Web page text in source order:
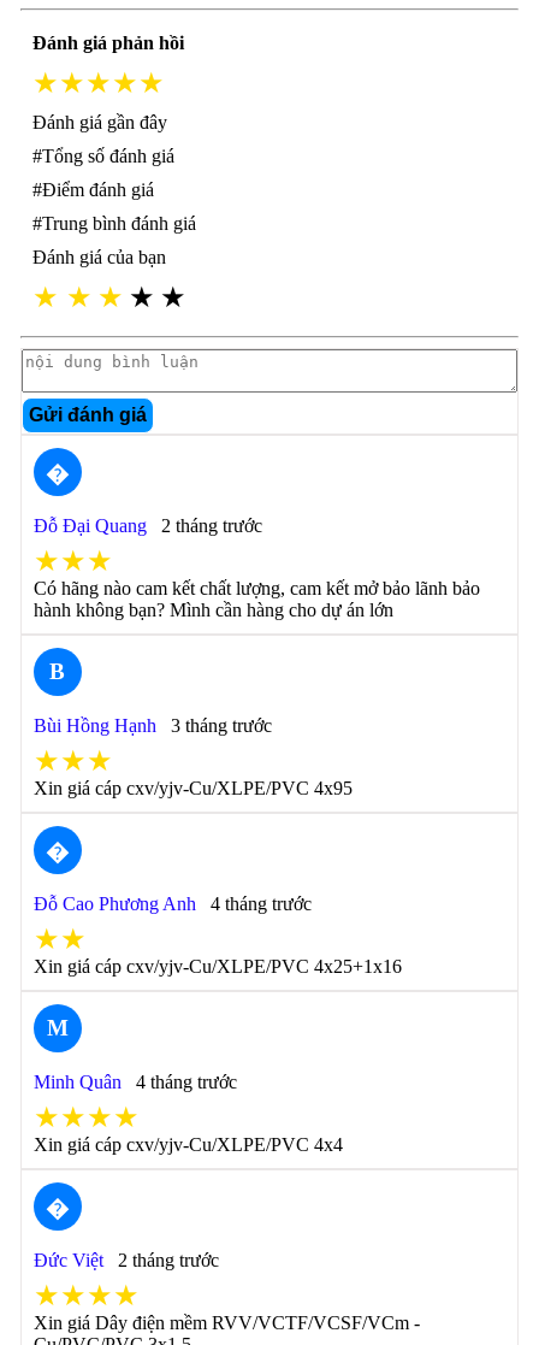
Đánh giá phản hồi
★★★★★
Đánh giá gần đây
#Tổng số đánh giá
#Điểm đánh giá
#Trung bình đánh giá
Đánh giá của bạn
★ ★ ★ ★ ★
Gửi đánh giá
�
Đỗ Đại Quang 2 tháng trước
★★★
Có hãng nào cam kết chất lượng, cam kết mở bảo lãnh bảo
hành không bạn? Mình cần hàng cho dự án lớn
B
Bùi Hồng Hạnh 3 tháng trước
★★★
Xin giá cáp cxv/yjv-Cu/XLPE/PVC 4x95
�
Đỗ Cao Phương Anh 4 tháng trước
★★
Xin giá cáp cxv/yjv-Cu/XLPE/PVC 4x25+1x16
M
Minh Quân 4 tháng trước
★★★★
Xin giá cáp cxv/yjv-Cu/XLPE/PVC 4x4
�
Đức Việt 2 tháng trước
★★★★
Xin giá Dây điện mềm RVV/VCTF/VCSF/VCm -